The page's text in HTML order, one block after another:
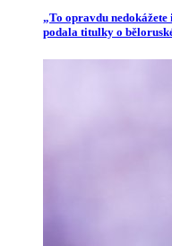
„To opravdu
podala titulky o